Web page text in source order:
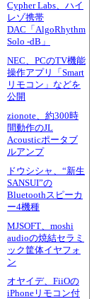
Cypher Labs、ハイ
レゾ携帯
DAC「AlgoRhythm
Solo -dB」
NEC、PCのTV機能
操作アプリ「Smart
リモコン」などを
公開
zionote、約300時
間動作のJL
Acousticポータブ
ルアンプ
ドウシシャ、“新生
SANSUI”の
Bluetoothスピーカ
ー4機種
MJSOFT、moshi
audioの焼結セラミ
ック筐体イヤフォ
ン
オヤイデ、FiiOの
iPhoneリモコン付